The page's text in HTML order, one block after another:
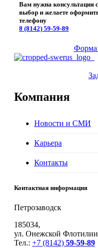
Вам нужна консультация
выбор и желаете
телефону
8 (8142) 59-59-89
Форма
Компания
Новости и СМИ
Карьера
Контакты
Контактная информация
Петрозаводск
185034,
ул. Онежской
Тел.: +7 (8142) 59-59-89